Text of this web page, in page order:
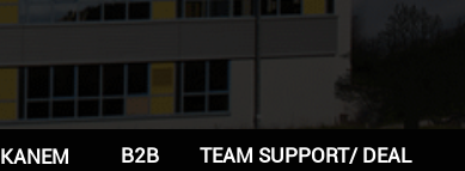
KANEM B2B TEAM SUPPORT/ DEAL